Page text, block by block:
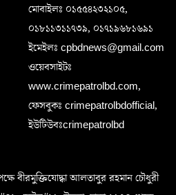
মোবাইলঃ ০১৫৫৪২৩২১০৫,
০১৮১১৩১১৭৩৯, ০১৭১৯৬৮১৬৯১
ইমেইলঃ cpbdnews@gmail.com
ওয়েবসাইটঃ
www.crimepatrolbd.com,
ফেসবুকঃ crimepatrolbdofficial,
ইউটিউবঃcrimepatrolbd
বীরমুক্তিযোদ্ধা আলতাবুর রহমান চৌধুরী